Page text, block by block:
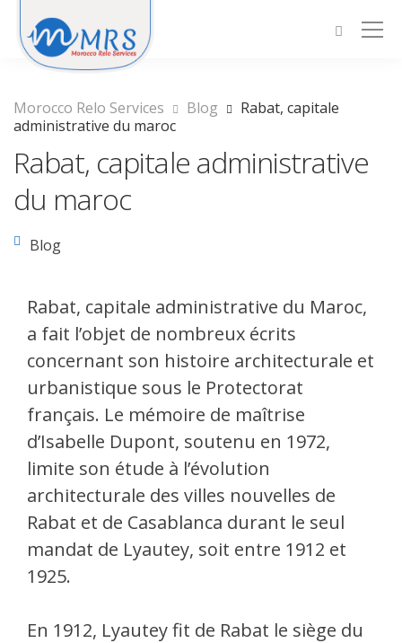
Morocco Relo Services Blog
Rabat, capitale
administrative du maroc
Rabat, capitale administrative
du maroc
Blog
Rabat, capitale administrative du Maroc,
a fait l’objet de nombreux écrits
concernant son histoire architecturale et
urbanistique sous le Protectorat
français. Le mémoire de maîtrise
d’Isabelle Dupont, soutenu en 1972,
limite son étude à l’évolution
architecturale des villes nouvelles de
Rabat et de Casablanca durant le seul
mandat de Lyautey, soit entre 1912 et
1925.
En 1912, Lyautey fit de Rabat le siège du